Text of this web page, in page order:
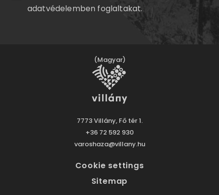
adatvédelemben foglaltakat.
(Magyar)
7773 Villány, Fő tér 1.
+36 72 592 930
varoshaza@villany.hu
Cookie settings
Sitemap